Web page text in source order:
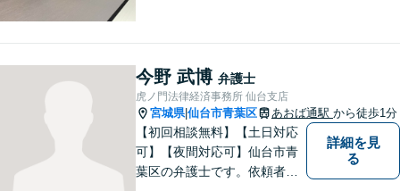
今野 武博 弁護士
虎ノ門法律経済事務所 仙台支店
宮城県|仙台市青葉区 あおば通駅 から徒歩1分
【初回相談無料】【土日対応
可】【夜間対応可】仙台市青
葉区の弁護士です。依頼者様
詳細を見
る